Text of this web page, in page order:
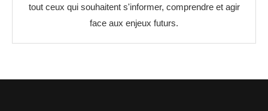
tout ceux qui souhaitent s'informer, comprendre et agir
face aux enjeux futurs.